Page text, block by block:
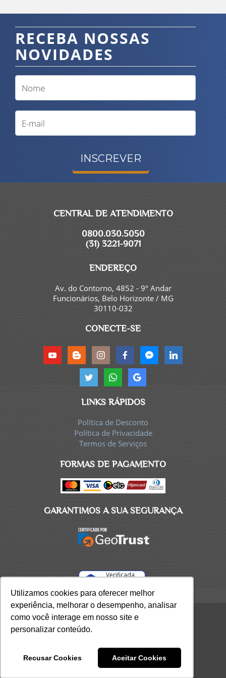
Utilizamos cookies para oferecer melhor
experiência, melhorar o desempenho, analisar
como você interage em nosso site e
personalizar conteúdo.
Recusar Cookies Aceitar Cookies
Utilizamos cookies para oferecer melhor
experiência, melhorar o desempenho, analisar
como você interage em nosso site e
personalizar conteúdo.
Recusar Cookies Aceitar Cookies
RECEBA NOSSAS
NOVIDADES
INSCREVER
CENTRAL DE ATENDIMENTO
0800.030.5050
(31) 3221-9071
ENDEREÇO
Av. do Contorno, 4852 - 9º Andar
Funcionários, Belo Horizonte / MG
30110-032
CONECTE-SE
LINKS RÁPIDOS
Política de Desconto
Política de Privacidade
Termos de Serviços
FORMAS DE PAGAMENTO
GARANTIMOS A SUA SEGURANÇA
Verificada
Ciclo CEAP LTDA / CNPJ 70.953.385/0001-97 /